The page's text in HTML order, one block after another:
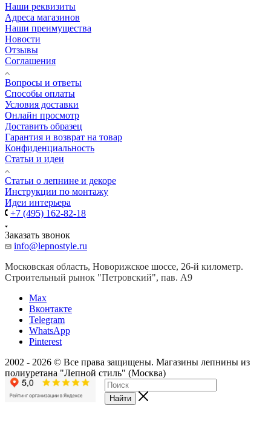
Наши реквизиты
Адреса магазинов
Наши преимущества
Новости
Отзывы
Соглашения
Вопросы и ответы
Способы оплаты
Условия доставки
Онлайн просмотр
Доставить образец
Гарантия и возврат на товар
Конфиденциальность
Статьи и идеи
Cтатьи о лепнине и декоре
Инструкции по монтажу
Идеи интерьера
+7 (495) 162-82-18
Заказать звонок
info@lepnostyle.ru
Московская область, Новорижское шоссе, 26-й километр.
Строительный рынок "Петровский", пав. А9
Мах
Вконтакте
Telegram
WhatsApp
Pinterest
2002 - 2026 © Все права защищены. Магазины лепнины из
полиуретана "Лепной стиль" (Москва)
Найти